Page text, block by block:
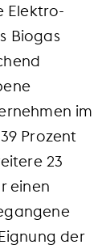
Elektro-
Biogas
im
Prozent
23
einen
der